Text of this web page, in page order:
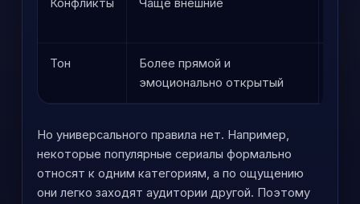
Тон
Более прямой и
эмоционально открытый
Но универсального правила нет. Например,
некоторые популярные сериалы формально
относят к одним категориям, а по ощущению
они легко заходят аудитории другой. Поэтому